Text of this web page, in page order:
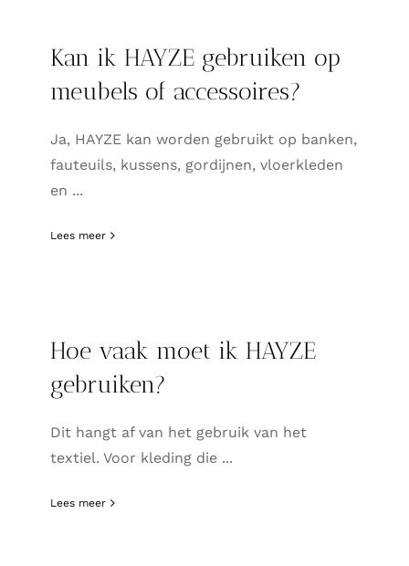
Kan ik HAYZE gebruiken op
meubels of accessoires?
Ja, HAYZE kan worden gebruikt op banken,
fauteuils, kussens, gordijnen, vloerkleden
en ...
Lees meer
Hoe vaak moet ik HAYZE
gebruiken?
Dit hangt af van het gebruik van het
textiel. Voor kleding die ...
Lees meer